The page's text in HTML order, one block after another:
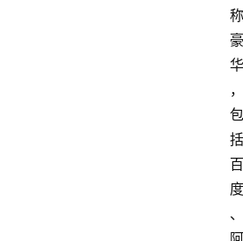
称
豪
华
，
包
括
百
度
、